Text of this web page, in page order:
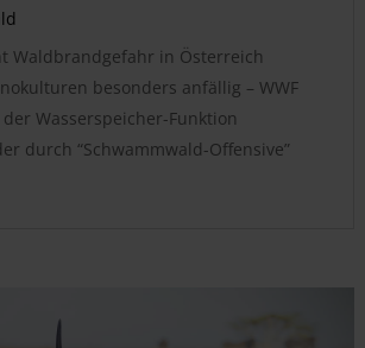
Waldbrandgefahr in Österreich
besonders anfällig – WWF
Wasserspeicher-Funktion
durch “Schwammwald-Offensive”